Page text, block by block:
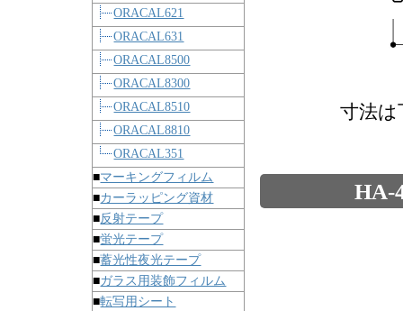
ORACAL621
ORACAL631
ORACAL8500
ORACAL8300
ORACAL8510
ORACAL8810
ORACAL351
■マーキングフィルム
■カーラッピング資材
■反射テープ
■蛍光テープ
■蓄光性夜光テープ
■ガラス用装飾フィルム
■転写用シート
寸法
HA-